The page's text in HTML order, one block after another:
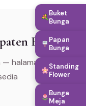
Bangka
halaman khusus
Buket
Bunga
Papan
Bunga
Standing
Flower
Bunga
Meja